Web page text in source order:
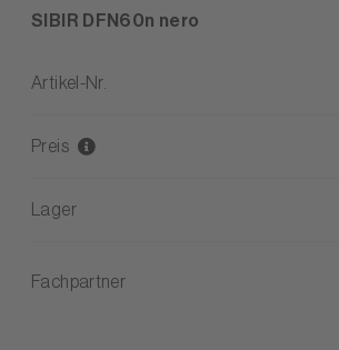
SIBIR DFN60n nero
Artikel-Nr.
Preis
Lager
Fachpartner